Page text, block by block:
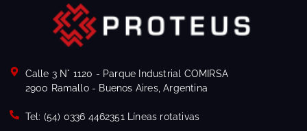
Calle 3 N° 1120 - Parque Industrial COMIRSA
2900 Ramallo - Buenos Aires, Argentina
Tel: (54) 0336 4462351 Líneas rotativas